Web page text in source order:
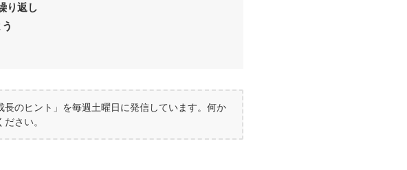
り返し
長のヒント」を毎週土曜日に発信しています。何か
さい。